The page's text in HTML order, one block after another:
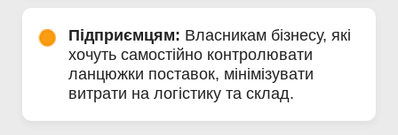
Підприємцям: Власникам бізнесу, які
хочуть самостійно контролювати
ланцюжки поставок, мінімізувати
витрати на логістику та склад.